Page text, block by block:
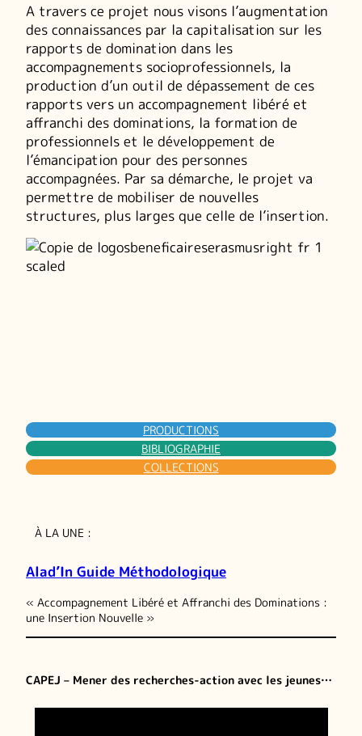
A travers ce projet nous visons l’augmentation
des connaissances par la capitalisation sur les
rapports de domination dans les
accompagnements socioprofessionnels, la
production d’un outil de dépassement de ces
rapports vers un accompagnement libéré et
affranchi des dominations, la formation de
professionnels et le développement de
l’émancipation pour des personnes
accompagnées. Par sa démarche, le projet va
permettre de mobiliser de nouvelles
structures, plus larges que celle de l’insertion.
PRODUCTIONS
BIBLIOGRAPHIE
COLLECTIONS
À LA UNE :
Alad’In Guide Méthodologique
« Accompagnement Libéré et Affranchi des Dominations :
une Insertion Nouvelle »
CAPEJ – Mener des recherches-action avec les jeunes…